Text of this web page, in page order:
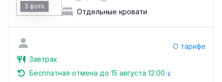
3 фото
Отдельные кровати
О тарифе
Завтрак
Бесплатная отмена до 15 августа 12:00